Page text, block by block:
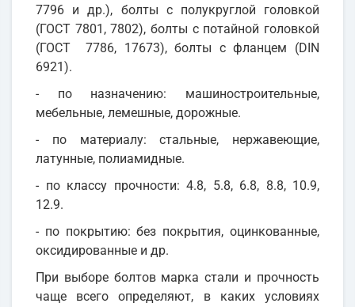
7796 и др.), болты с полукруглой головкой
(ГОСТ 7801, 7802), болты с потайной головкой
(ГОСТ 7786, 17673), болты с фланцем (DIN
6921).
- по назначению: машиностроительные,
мебельные, лемешные, дорожные.
- по материалу: стальные, нержавеющие,
латунные, полиамидные.
- по классу прочности: 4.8, 5.8, 6.8, 8.8, 10.9,
12.9.
- по покрытию: без покрытия, оцинкованные,
оксидированные и др.
При выборе болтов марка стали и прочность
чаще всего определяют, в каких условиях